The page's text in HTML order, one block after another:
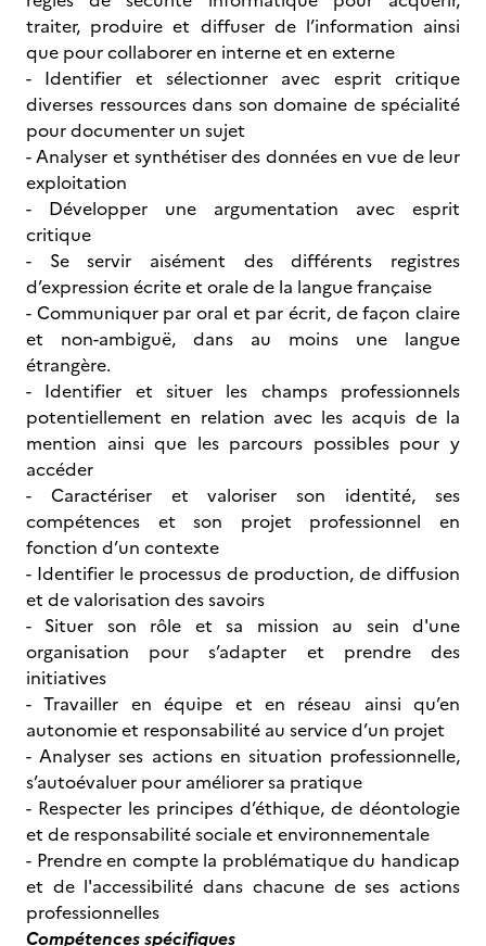
traiter, produire et diffuser de l’information ainsi
que pour collaborer en interne et en externe
- Identifier et sélectionner avec esprit critique
diverses ressources dans son domaine de spécialité
pour documenter un sujet
- Analyser et synthétiser des données en vue de leur
exploitation
- Développer une argumentation avec esprit
critique
- Se servir aisément des différents registres
d’expression écrite et orale de la langue française
- Communiquer par oral et par écrit, de façon claire
et non-ambiguë, dans au moins une langue
étrangère.
- Identifier et situer les champs professionnels
potentiellement en relation avec les acquis de la
mention ainsi que les parcours possibles pour y
accéder
- Caractériser et valoriser son identité, ses
compétences et son projet professionnel en
fonction d’un contexte
- Identifier le processus de production, de diffusion
et de valorisation des savoirs
- Situer son rôle et sa mission au sein d'une
organisation pour s’adapter et prendre des
initiatives
- Travailler en équipe et en réseau ainsi qu’en
autonomie et responsabilité au service d’un projet
- Analyser ses actions en situation professionnelle,
s’autoévaluer pour améliorer sa pratique
- Respecter les principes d’éthique, de déontologie
et de responsabilité sociale et environnementale
- Prendre en compte la problématique du handicap
et de l'accessibilité dans chacune de ses actions
professionnelles
Compétences spécifiques